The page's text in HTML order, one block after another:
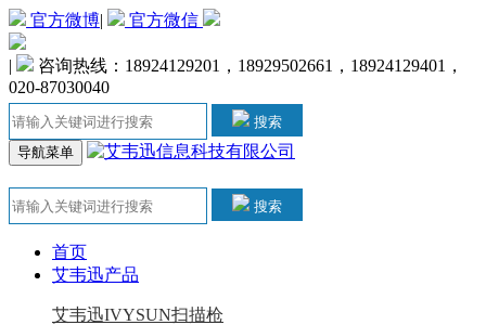
官方微博| 官方微信
|
咨询热线：18924129201，18929502661，18924129401，
020-87030040
搜索
导航菜单
搜索
首页
艾韦迅产品
艾韦迅IVYSUN扫描枪